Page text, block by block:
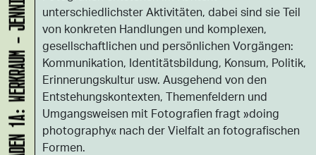
unterschiedlichster Aktivitäten, dabei sind sie Teil
von konkreten Handlungen und komplexen,
gesellschaftlichen und persönlichen Vorgängen:
Kommunikation, Identitätsbildung, Konsum, Politik,
Erinnerungskultur usw. Ausgehend von den
Entstehungskontexten, Themenfeldern und
Umgangsweisen mit Fotografien fragt »doing
photography« nach der Vielfalt an fotografischen
Formen.